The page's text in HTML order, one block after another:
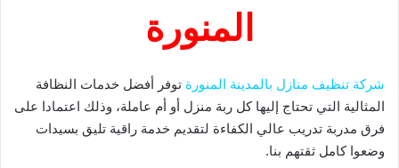
المنورة
شركة تنظيف منازل بالمدينة المنورة توفر أفضل خدمات النظافة
المثالية التي تحتاج إليها كل ربة منزل أو أم عاملة، وذلك اعتمادا على
فرق مدربة تدريب عالي الكفاءة لتقديم خدمة راقية تليق بسيدات
وضعوا كامل ثقتهم بنا.